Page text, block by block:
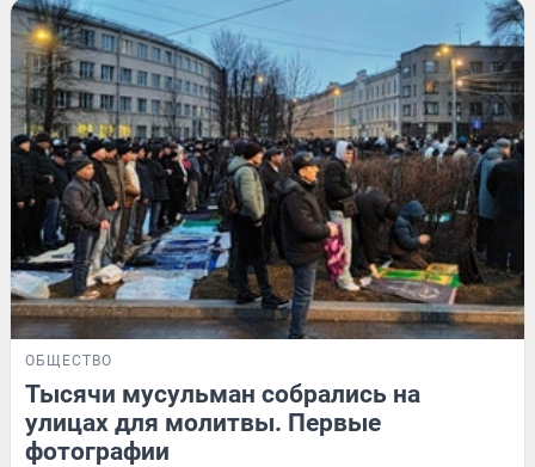
ОБЩЕСТВО
Тысячи мусульман собрались на
улицах для молитвы. Первые
фотографии